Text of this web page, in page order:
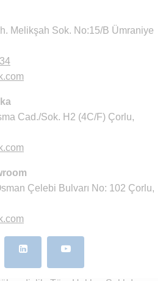
Melikşah Sok. No:15/B Ümraniye
Cad./Sok. H2 (4C/F) Çorlu,
Çelebi Bulvarı No: 102 Çorlu,